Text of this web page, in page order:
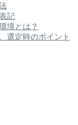
記
境とは？
選定時のポイント